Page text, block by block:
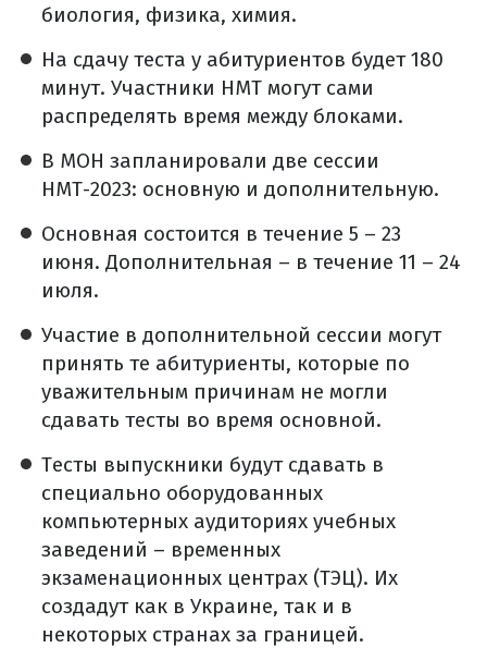
биология, физика, химия.
На сдачу теста у абитуриентов будет 180
минут. Участники НМТ могут сами
распределять время между блоками.
В МОН запланировали две сессии
НМТ-2023: основную и дополнительную.
Основная состоится в течение 5 – 23
июня. Дополнительная – в течение 11 – 24
июля.
Участие в дополнительной сессии могут
принять те абитуриенты, которые по
уважительным причинам не могли
сдавать тесты во время основной.
Тесты выпускники будут сдавать в
специально оборудованных
компьютерных аудиториях учебных
заведений – временных
экзаменационных центрах (ТЭЦ). Их
создадут как в Украине, так и в
некоторых странах за границей.